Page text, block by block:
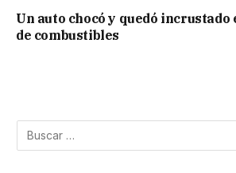
Un auto chocó y quedó
de combustibles